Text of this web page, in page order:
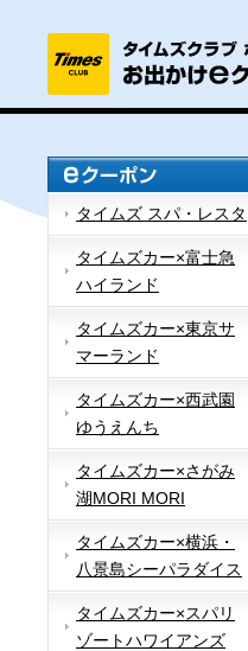
タイムズ スパ・レスタ
タイムズカー×富士急
ハイランド
タイムズカー×東京サ
マーランド
タイムズカー×西武園
ゆうえんち
タイムズカー×さがみ
湖MORI MORI
タイムズカー×横浜・
八景島シーパラダイス
タイムズカー×スパリ
ゾートハワイアンズ